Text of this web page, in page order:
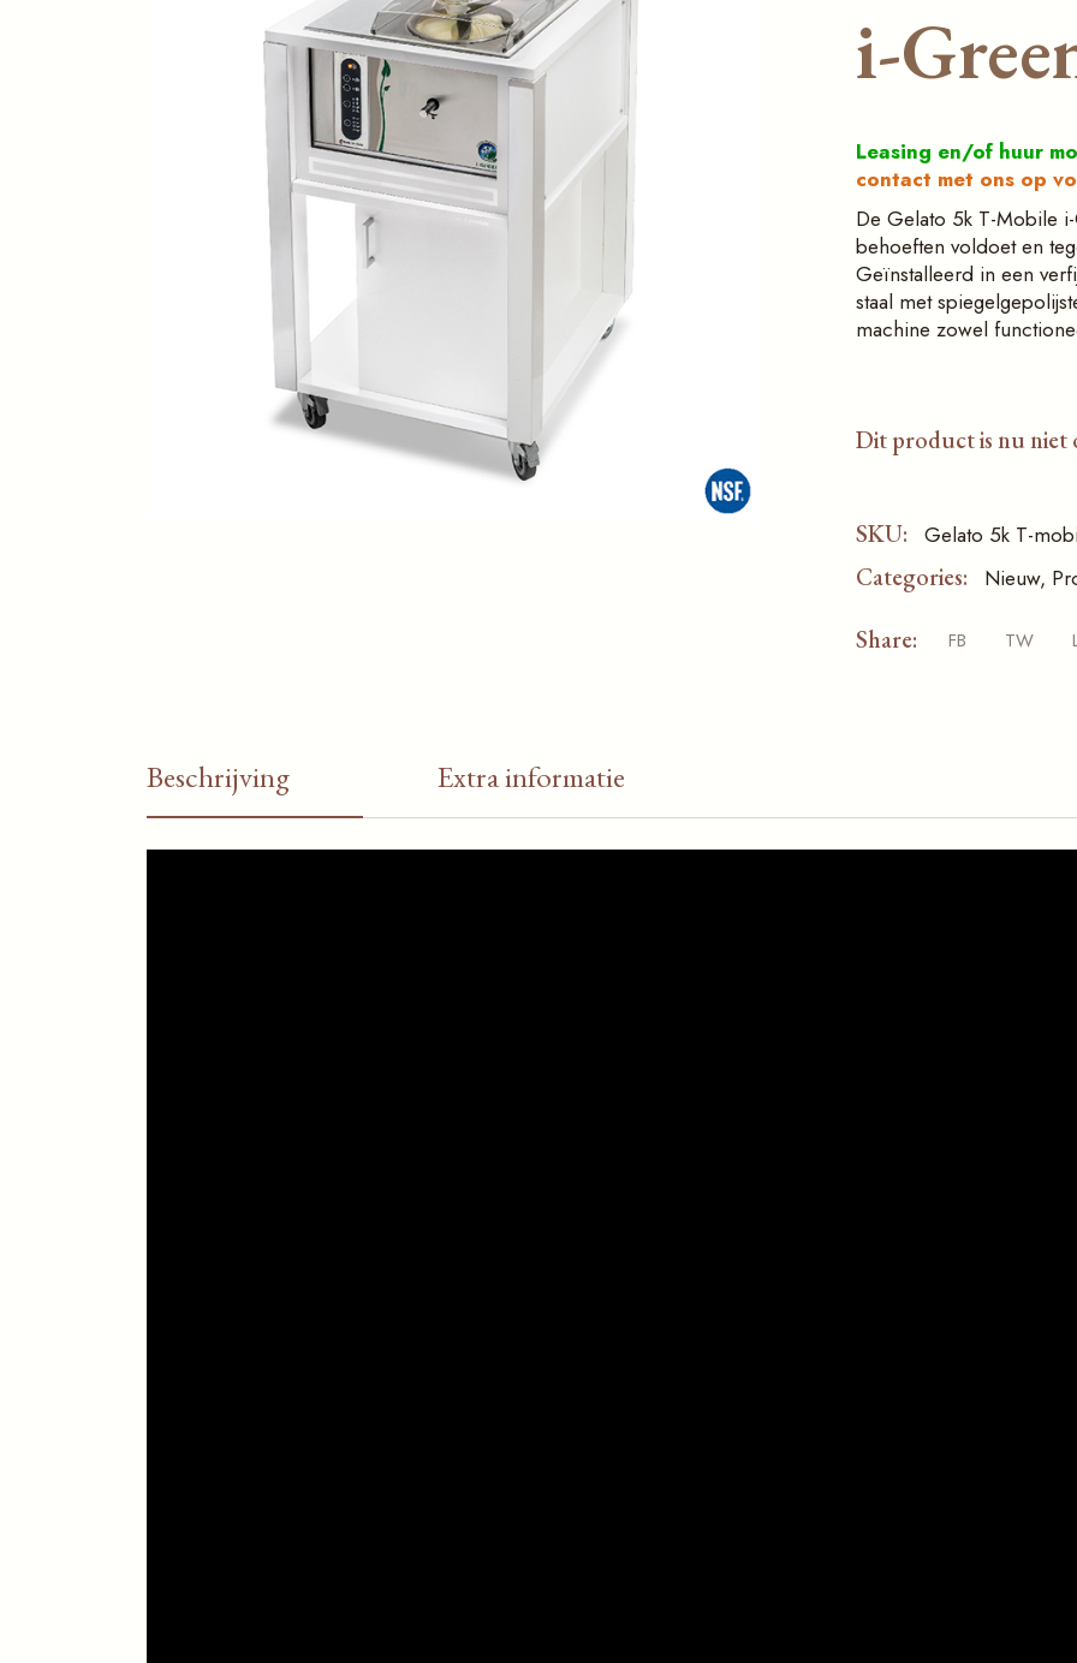
sauzen
Inrichting en
Professionele
ijsvitrines
Toonbank voor
bakkerijen
ijsvitrines
Koelvitrines voor
banketbakkerijen
Toonbank voor
bakkerijen
i-
Leasing en/of huur
contact met ons op
De Gelato 5k T-Mobile
behoeften voldoet en
Geïnstalleerd in een
staal met
machine zowel
Dit product is nu niet
SKU: Gelato 5k T-
Categories: Nieuw,
Share: FB TW
Beschrijving Extra informatie